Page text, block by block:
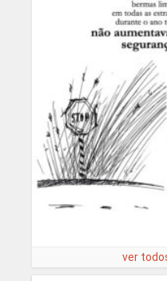
ver